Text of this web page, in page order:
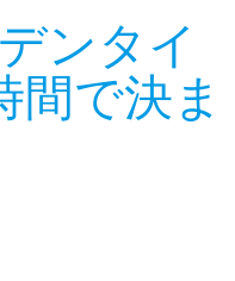
ンタイ
間で決ま